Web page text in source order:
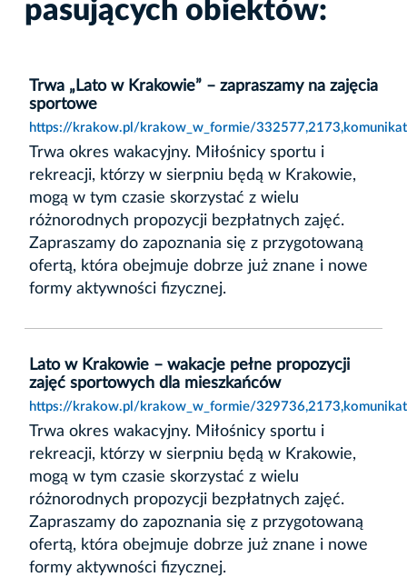
pasujących obiektów:
Trwa „Lato w Krakowie” – zapraszamy na zajęcia
sportowe
https://krakow.pl/krakow_w_formie/
Trwa okres wakacyjny. Miłośnicy sportu i
rekreacji, którzy w sierpniu będą w Krakowie,
mogą w tym czasie skorzystać z wielu
różnorodnych propozycji bezpłatnych zajęć.
Zapraszamy do zapoznania się z przygotowaną
ofertą, która obejmuje dobrze już znane i nowe
formy aktywności fizycznej.
Lato w Krakowie – wakacje pełne propozycji
zajęć sportowych dla mieszkańców
https://krakow.pl/krakow_w_formie/
Trwa okres wakacyjny. Miłośnicy sportu i
rekreacji, którzy w sierpniu będą w Krakowie,
mogą w tym czasie skorzystać z wielu
różnorodnych propozycji bezpłatnych zajęć.
Zapraszamy do zapoznania się z przygotowaną
ofertą, która obejmuje dobrze już znane i nowe
formy aktywności fizycznej.